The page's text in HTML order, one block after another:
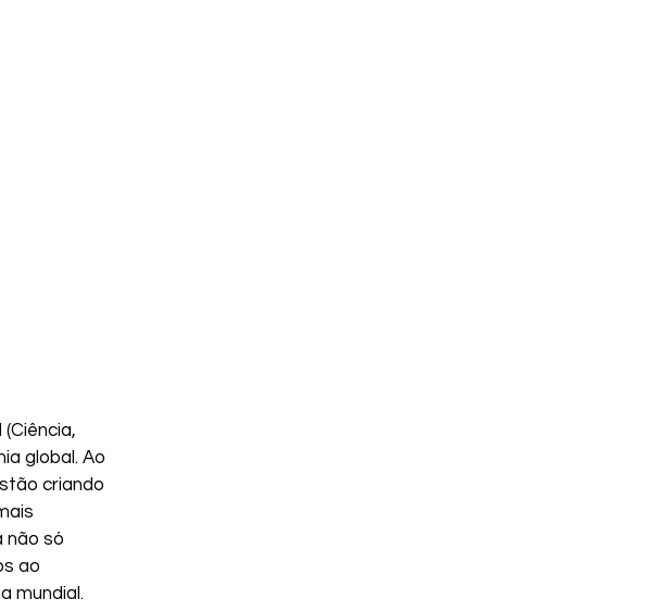
global. Ao
criando
não só
ao
mundial.